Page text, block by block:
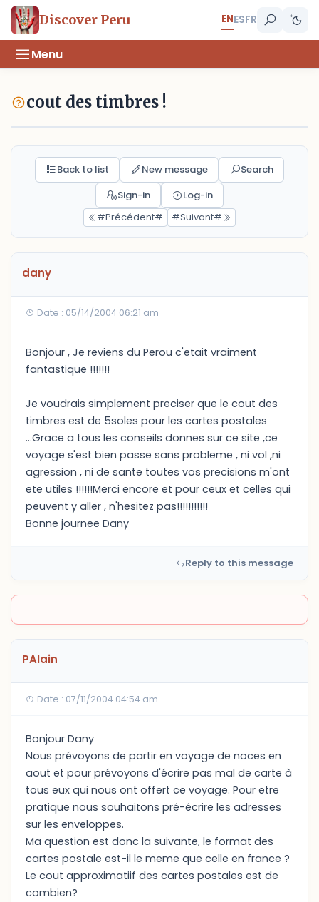
Discover Peru ENESFR
Menu
cout des timbres !
Back to list New message
Search
Sign-in
Log-in
#Précédent#
#Suivant#
dany
Date : 05/14/2004 06:21 am
Bonjour , Je reviens du Perou c'etait vraiment
fantastique !!!!!!!
Je voudrais simplement preciser que le cout des
timbres est de 5soles pour les cartes postales
...Grace a tous les conseils donnes sur ce site ,ce
voyage s'est bien passe sans probleme , ni vol ,ni
agression , ni de sante toutes vos precisions m'ont
ete utiles !!!!!!Merci encore et pour ceux et celles qui
peuvent y aller , n'hesitez pas!!!!!!!!!!!
Bonne journee Dany
Reply to this message
PAlain
Date : 07/11/2004 04:54 am
Bonjour Dany
Nous prévoyons de partir en voyage de noces en
aout et pour prévoyons d'écrire pas mal de carte à
tous eux qui nous ont offert ce voyage. Pour etre
pratique nous souhaitons pré-écrire les adresses
sur les enveloppes.
Ma question est donc la suivante, le format des
cartes postale est-il le meme que celle en france ?
Le cout approximatiif des cartes postales est de
combien?